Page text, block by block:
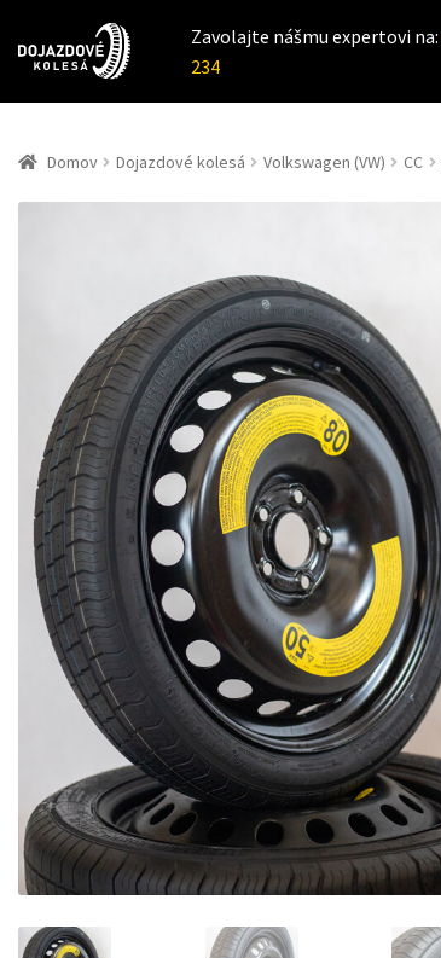
Zavolajte nášmu expertovi na:
234
Domov Dojazdové kolesá Volkswagen (VW) CC